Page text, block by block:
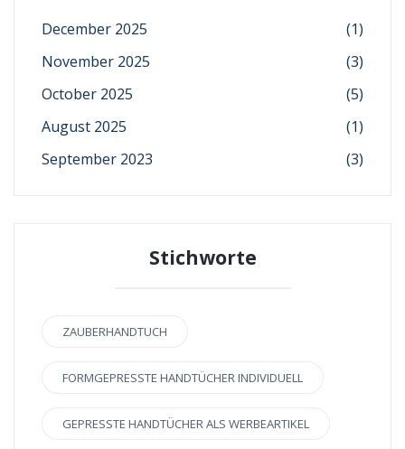
December 2025
(1)
November 2025
(3)
October 2025
(5)
August 2025
(1)
September 2023
(3)
Stichworte
ZAUBERHANDTUCH
FORMGEPRESSTE HANDTÜCHER INDIVIDUELL
GEPRESSTE HANDTÜCHER ALS WERBEARTIKEL